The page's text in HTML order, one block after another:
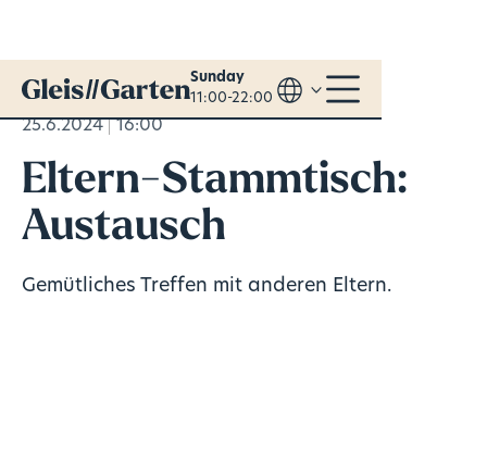
Sunday
11:00-22:00
25.6.2024 16:00
Eltern-Stammtisch:
Austausch
Gemütliches Treffen mit anderen Eltern.